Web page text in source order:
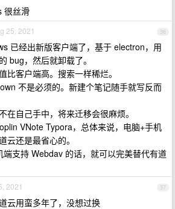
很丝滑
36
25, 2021
已经出新版客户端了，基于 electron，用
bug，然后就卸载了。
比客户端高。搜索一样稀烂。
不是必须的。新建个笔记随手就写反而
在自己手中，将来迁移会很麻烦。
VNote Typora，总体来说，电脑+手机
云还是最省心的。
端支持 Webdav 的话，就可以完美替代有道
37
2021
云用蛮多年了，没想过换